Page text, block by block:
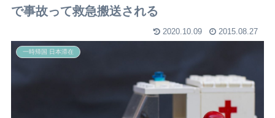
で事故って救急搬送される
2020.10.09 2015.08.27
一時帰国 日本滞在